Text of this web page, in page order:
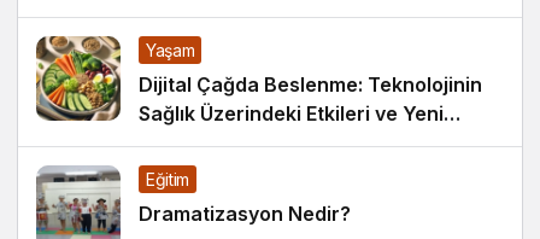
Yaşam
Dijital Çağda Beslenme: Teknolojinin
Sağlık Üzerindeki Etkileri ve Yeni
Alışkanlıklar
Eğitim
Dramatizasyon Nedir?